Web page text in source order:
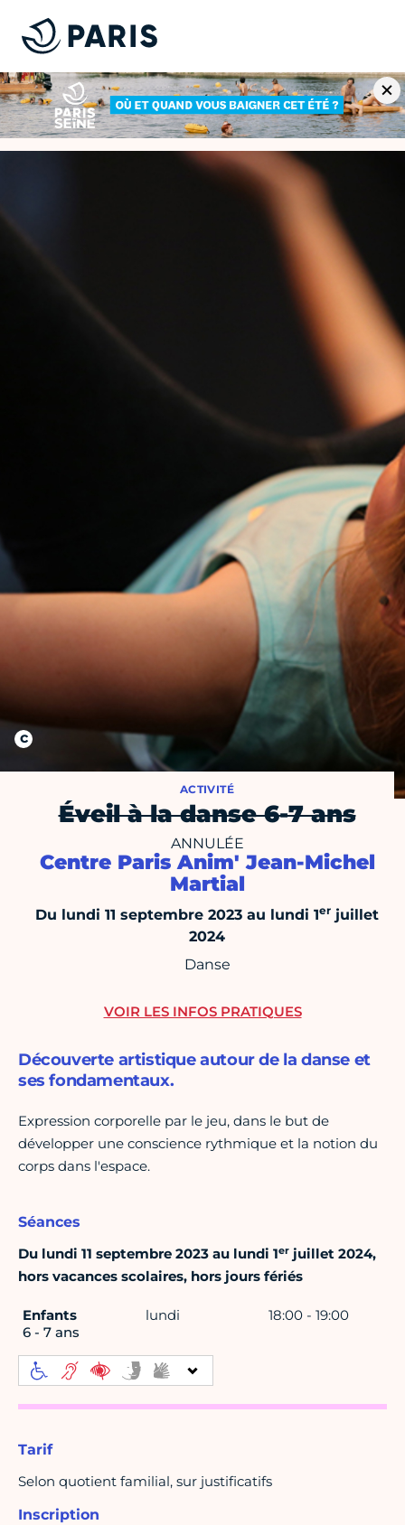
ACTIVITÉ
Éveil à la danse 6-7 ans
ANNULÉE
Centre Paris Anim' Jean-Michel
Martial
Du lundi 11 septembre 2023 au lundi 1er juillet
2024
Danse
Découverte artistique autour de la danse et
ses fondamentaux.
Expression corporelle par le jeu, dans le but de
développer une conscience rythmique et la notion du
corps dans l'espace.
Séances
Du lundi 11 septembre 2023 au lundi 1er juillet 2024,
hors vacances scolaires, hors jours fériés
Enfants
6 - 7 ans
lundi 18:00 - 19:00
Tarif
Selon quotient familial, sur justificatifs
Inscription
VOIR LES INFOS PRATIQUES